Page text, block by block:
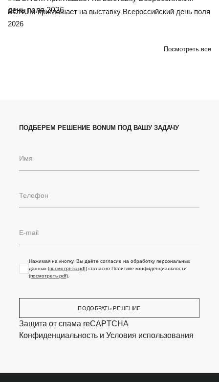
BONUM приглашает на выставку Всероссийский день поля
2026
Посмотреть все
ПОДБЕРЕМ РЕШЕНИЕ BONUM ПОД ВАШУ ЗАДАЧУ
Нажимая на кнопку, Вы даёте согласие на обработку персональных
данных (посмотреть pdf) согласно Политике конфиденциальности
(посмотреть pdf).
ПОДОБРАТЬ РЕШЕНИЕ
Защита от спама reCAPTCHA
Конфиденциальность и Условия использования